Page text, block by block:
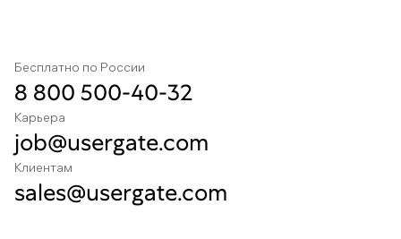
Бесплатно по России
8 800 500-40-32
Карьера
job@usergate.com
Клиентам
sales@usergate.com